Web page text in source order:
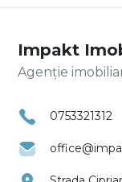
Impakt
Agenție
0753321312